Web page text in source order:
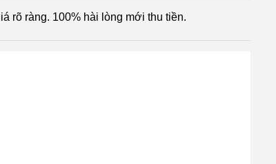
rõ ràng. 100% hài lòng mới thu tiền.